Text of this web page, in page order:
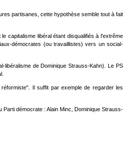
partisanes, cette hypothèse semble tout à fait
capitalisme libéral étant disqualifiés à l'extrême
démocrates (ou travaillistes) vers un social-
de Dominique Strauss-Kahn). Le PS
Il suffit par exemple de regarder les
démocrate : Alain Minc, Dominique Strauss-